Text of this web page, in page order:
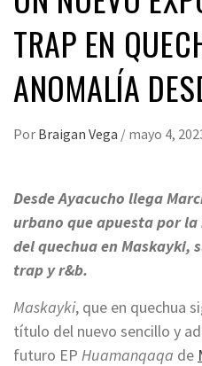
TRAP EN
ANOMALÍA
Por Braigan Vega / mayo 4,
Desde Ayacucho llega
urbano que apuesta por
del quechua en Maskayki,
trap y r&b.
Maskayki, que en quechua
título del nuevo sencillo y
futuro EP Huamanqaqa de